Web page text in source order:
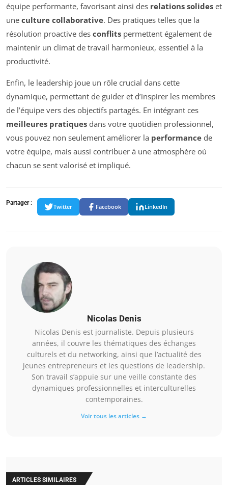
équipe performante, favorisant ainsi des relations solides et
une culture collaborative. Des pratiques telles que la
résolution proactive des conflits permettent également de
maintenir un climat de travail harmonieux, essentiel à la
productivité.
Enfin, le leadership joue un rôle crucial dans cette
dynamique, permettant de guider et d’inspirer les membres
de l’équipe vers des objectifs partagés. En intégrant ces
meilleures pratiques dans votre quotidien professionnel,
vous pouvez non seulement améliorer la performance de
votre équipe, mais aussi contribuer à une atmosphère où
chacun se sent valorisé et impliqué.
Partager :
Twitter Facebook LinkedIn
Nicolas Denis
Nicolas Denis est journaliste. Depuis plusieurs
années, il couvre les thématiques des échanges
culturels et du networking, ainsi que l’actualité des
jeunes entrepreneurs et les questions de leadership.
Son travail s’appuie sur une veille constante des
dynamiques professionnelles et interculturelles
contemporaines.
Voir tous les articles →
ARTICLES SIMILAIRES